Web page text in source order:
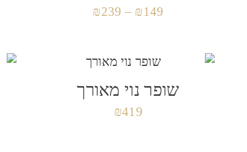
₪149
–
₪239
שופר נוי מאורך
₪419